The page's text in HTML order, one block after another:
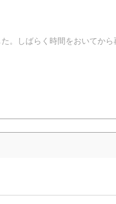
。しばらく時間をおいてから